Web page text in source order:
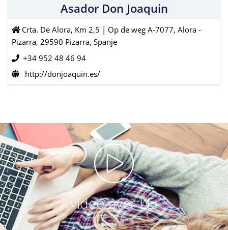
Asador Don Joaquin
Crta. De Alora, Km 2,5 | Op de weg A-7077, Alora -
Pizarra, 29590 Pizarra, Spanje
+34 952 48 46 94
http://donjoaquin.es/
video over LEI